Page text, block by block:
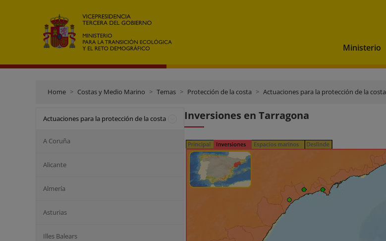
Ministerio
Home Costas y Medio Marino Temas Protección de la costa Actuaciones para la protección de la costa
Actuaciones para la protección de la costa
A Coruña
Alicante
Almería
Asturias
Illes Balears
Inversiones en Tarragona